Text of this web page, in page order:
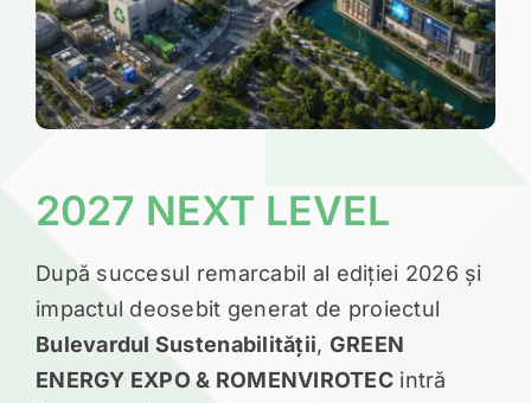
2027 NEXT LEVEL
După succesul remarcabil al ediției 2026 și
impactul deosebit generat de proiectul
Bulevardul Sustenabilității,GREEN